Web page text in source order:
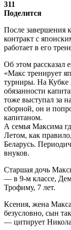
311
Поделится
После завершения
контракт с
работает в его
Об этом
«Макс тренирует
турниры. На Кубке
обязанности
тоже выступал за
сборной, он и
капитаном.
А семья Максима
Летом, как
Беларусь.
внуков.
Старшая дочь
— в 9-м классе,
Трофиму, 7 лет.
Ксения, жена
безусловно, сын
— цитирует